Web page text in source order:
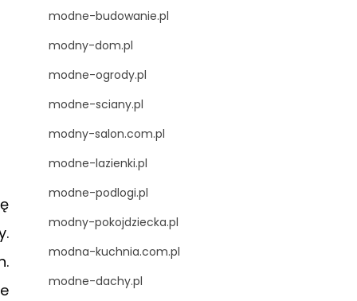
modne-budowanie.pl
modny-dom.pl
modne-ogrody.pl
modne-sciany.pl
modny-salon.com.pl
modne-lazienki.pl
modne-podlogi.pl
modny-pokojdziecka.pl
modna-kuchnia.com.pl
modne-dachy.pl